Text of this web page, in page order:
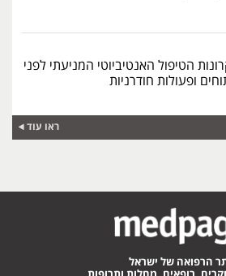
הטיפול האנטיביוטי המניעתי לפני
ופעולות חודרניות
ראו עוד
הרפואה של ישראל